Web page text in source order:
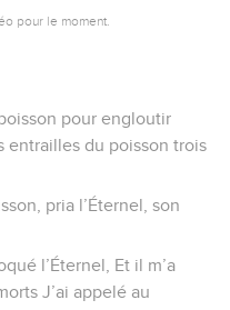
pour le moment.
pour engloutir
entrailles du poisson trois
pria l’Éternel, son
l’Éternel, Et il m’a
J’ai appelé au